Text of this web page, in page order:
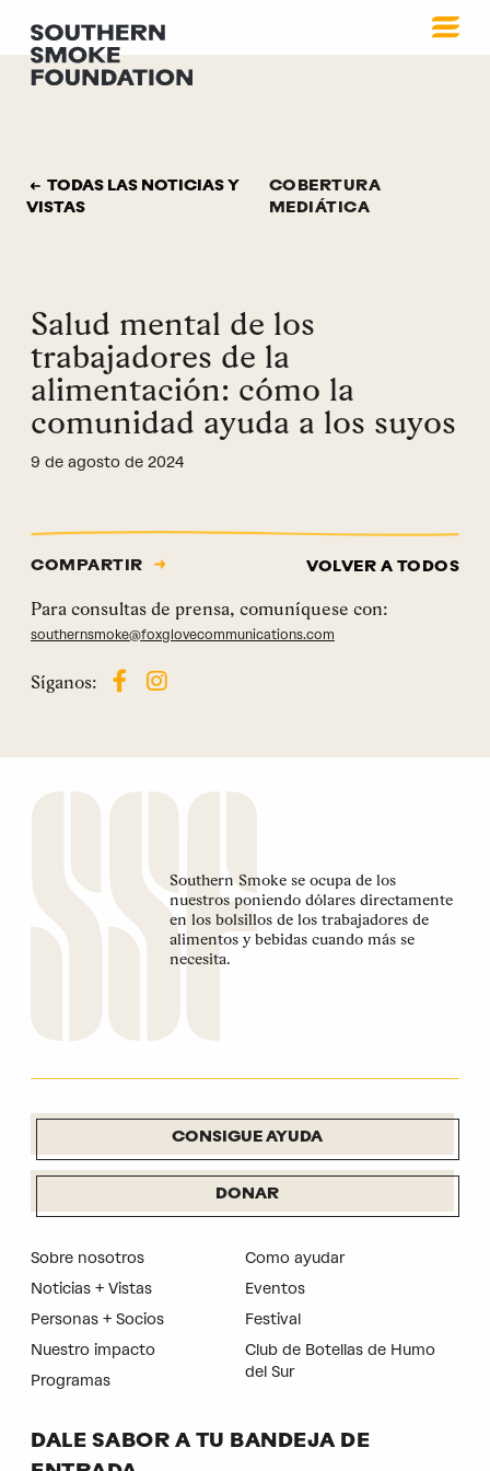
TODAS LAS NOTICIAS Y
VISTAS
COBERTURA
MEDIÁTICA
Salud mental de los
trabajadores de la
alimentación: cómo la
comunidad ayuda a los suyos
9 de agosto de 2024
COMPARTIR VOLVER A TODOS
Para consultas de prensa, comuníquese con:
southernsmoke@foxglovecommunications.com
Síganos:
Southern Smoke se ocupa de los
nuestros poniendo dólares directamente
en los bolsillos de los trabajadores de
alimentos y bebidas cuando más se
necesita.
CONSIGUE AYUDA
DONAR
Sobre nosotros
Noticias + Vistas
Personas + Socios
Nuestro impacto
Programas
Como ayudar
Eventos
Festival
Club de Botellas de Humo
del Sur
DALE SABOR A TU BANDEJA DE